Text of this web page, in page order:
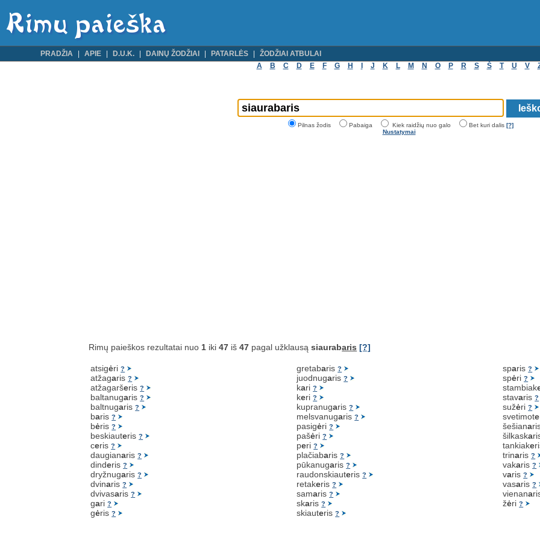
PRADŽIA APIE D.U.K. DAINŲ ŽODŽIAI PATARLĖS
ŽODŽIAI ATBULAI
A
B C D E F G H J K L M N O P R S Š T U V
Pilnas žodis Pabaiga Kiek raidžių nuo galo Bet kuri dalis [?]
Nustatymai
Rimų paieškos rezultatai nuo 1 iki47 iš47 pagal užklausąsiaurabaris [?]
atsigėri?
atžagaris?
atžagaršeris?
baltanugaris?
baltnugaris?
baris?
bėris?
beskiauteris?
ceris?
daugianaris?
dinderis?
dryžnugaris?
dvinaris?
dvivasaris?
gari?
gėris?
gretabaris?
juodnugaris?
kari?
keri?
kupranugaris?
melsvanugaris?
pasigėri?
pašėri?
peri?
plačiabaris?
pūkanugaris?
raudonskiauteris?
retakeris?
samaris?
skaris?
skiauteris?
sparis?
spėri?
stambiak
stavaris?
sužėri?
svetimote
šešiana
šilkaska
tankiake
trinaris?
vakaris?
varis?
vasaris?
vienana
žėri?